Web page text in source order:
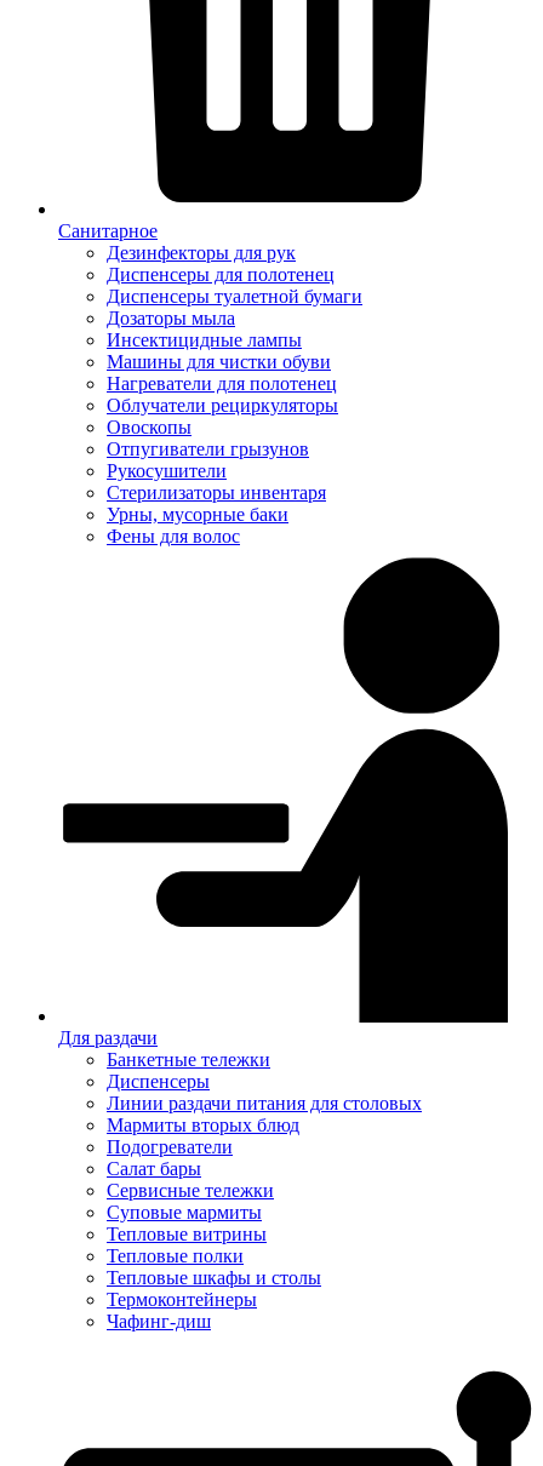
Санитарное
Дезинфекторы для рук
Диспенсеры для полотенец
Диспенсеры туалетной бумаги
Дозаторы мыла
Инсектицидные лампы
Машины для чистки обуви
Нагреватели для полотенец
Облучатели рециркуляторы
Овоскопы
Отпугиватели грызунов
Рукосушители
Стерилизаторы инвентаря
Урны, мусорные баки
Фены для волос
Для раздачи
Банкетные тележки
Диспенсеры
Линии раздачи питания для столовых
Мармиты вторых блюд
Подогреватели
Салат бары
Сервисные тележки
Суповые мармиты
Тепловые витрины
Тепловые полки
Тепловые шкафы и столы
Термоконтейнеры
Чафинг-диш